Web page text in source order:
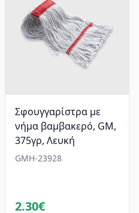
Σφουγγαρίστρα με
νήμα βαμβακερό, GM,
375γρ, Λευκή
GMH-23928
2.30€